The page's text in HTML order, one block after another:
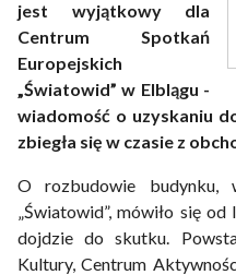
jest wyjątkowy dla
Centrum Spotkań
Europejskich
„Światowid” w Elblągu -
wiadomość o uzyskaniu
zbiegła się w czasie z
O rozbudowie budynku,
„Światowid”, mówiło się
dojdzie do skutku.
Kultury, Centrum